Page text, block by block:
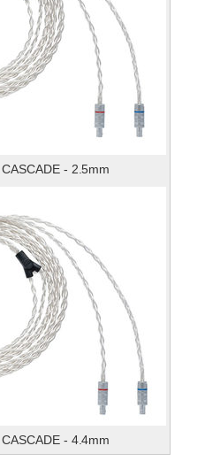
- 2.5mm
- 4.4mm